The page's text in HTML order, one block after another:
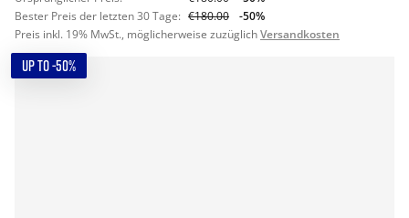
Bester Preis der letzten 30 Tage: €180.00
-50%
Preis inkl. 19% MwSt., möglicherweise zuzüglichVersandkosten
UP TO -50%